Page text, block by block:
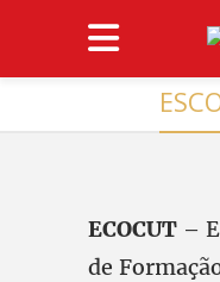
ECOCUT –
de